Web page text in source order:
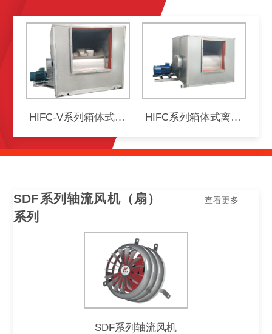
HIFC-V系列箱体式离心通风机 HIFC系列箱体式离心通风机
SDF系列轴流风机（扇）
系列
查看更多
SDF系列轴流风机